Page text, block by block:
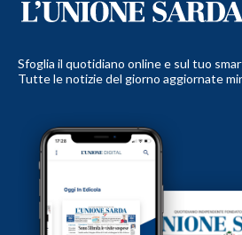
Sfoglia il quotidiano online e sul tuo
Tutte le notizie del giorno aggiornate